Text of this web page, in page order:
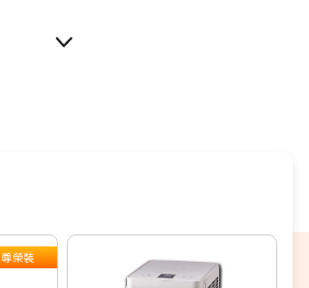
尊榮裝